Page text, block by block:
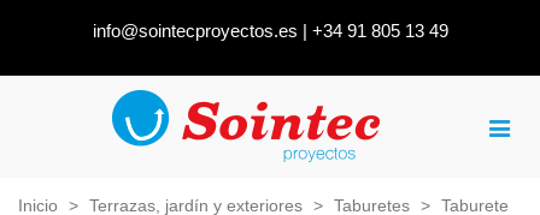
info@sointecproyectos.es | +34 91 805 13 49
Inicio > Terrazas, jardín y exteriores > Taburetes > Taburete